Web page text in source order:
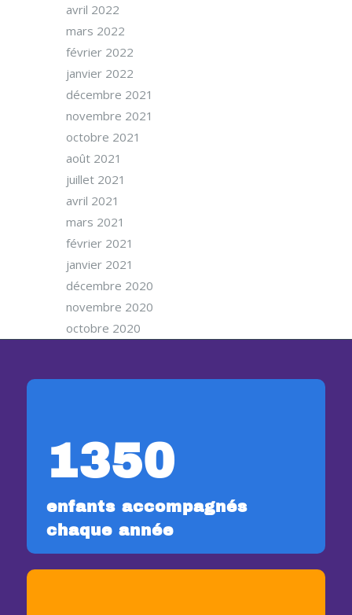
avril 2022
mars 2022
février 2022
janvier 2022
décembre 2021
novembre 2021
octobre 2021
août 2021
juillet 2021
avril 2021
mars 2021
février 2021
janvier 2021
décembre 2020
novembre 2020
octobre 2020
1350
enfants accompagnés
chaque année